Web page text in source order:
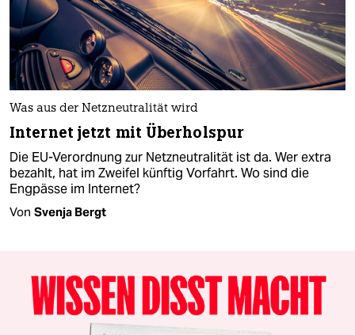
Was aus der Netzneutralität wird
Internet jetzt mit Überholspur
Die EU-Verordnung zur Netzneutralität ist da. Wer extra
bezahlt, hat im Zweifel künftig Vorfahrt. Wo sind die
Engpässe im Internet?
Von Svenja Bergt